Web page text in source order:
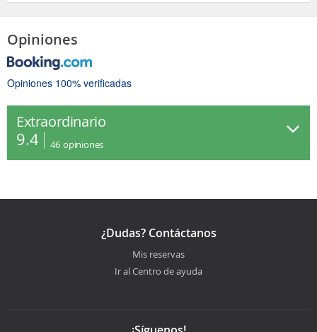
Opiniones
Opiniones 100% verificadas
Extraordinario
9.4 46 opiniones
¿Dudas? Contáctanos
Mis reservas
Ir al Centro de ayuda